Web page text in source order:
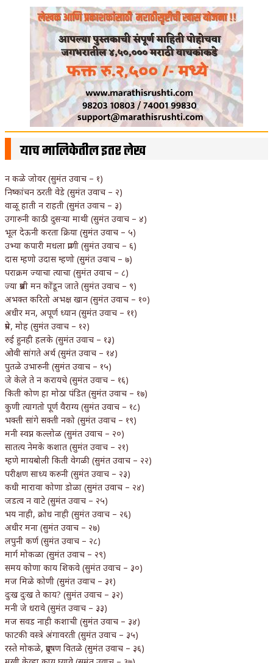
याच मालिकेतील इतर लेख
न कळे जोवर (सुमंत उवाच – १)
निष्कांचन ठरती वेडे (सुमंत उवाच – २)
वाळू हाती न राहती (सुमंत उवाच – ३)
उगारुनी काठी दुसऱ्या माथी (सुमंत उवाच – ४)
भूल देऊनी करता क्रिया (सुमंत उवाच – ५)
उभ्या कपारी मधला प्राणी (सुमंत उवाच – ६)
दास म्हणो उदास म्हणो (सुमंत उवाच – ७)
पराक्रम ज्याचा त्याचा (सुमंत उवाच – ८)
ज्या प्रश्नी मन कोंडून जाते (सुमंत उवाच – ९)
अभक्त करितो अभक्ष खान (सुमंत उवाच – १०)
अधीर मन, अपूर्ण ध्यान (सुमंत उवाच – ११)
प्रेम, मोह (सुमंत उवाच – १२)
रुई हुनही हलके (सुमंत उवाच – १३)
ओवी सांगते अर्थ (सुमंत उवाच – १४)
पुतळे उभारुनी (सुमंत उवाच – १५)
जे केले ते न करायचे (सुमंत उवाच – १६)
किती कोण हा मोठा पंडित (सुमंत उवाच – १७)
कुणी त्यागतो पूर्ण वैराग्य (सुमंत उवाच – १८)
भक्ती सांगे सक्ती नको (सुमंत उवाच – १९)
मनी स्वप्न कल्लोळ (सुमंत उवाच – २०)
सातत्य नेमके कशात (सुमंत उवाच – २१)
म्हणे मायबोली किती वेगळी (सुमंत उवाच – २२)
परीक्षण साध्य करुनी (सुमंत उवाच – २३)
कधी मारावा कोणा डोळा (सुमंत उवाच – २४)
जडत्व न वाटे (सुमंत उवाच – २५)
भय नाही, क्रोध नाही (सुमंत उवाच – २६)
अधीर मना (सुमंत उवाच – २७)
लपुनी कर्ण (सुमंत उवाच – २८)
मार्ग मोकळा (सुमंत उवाच – २९)
समय कोणा काय शिकवे (सुमंत उवाच – ३०)
मज मिळे कोणी (सुमंत उवाच – ३१)
दुःख दुःख ते काय? (सुमंत उवाच – ३२)
मनी जे धरावे (सुमंत उवाच – ३३)
मज सवड नाही कशाची (सुमंत उवाच – ३४)
फाटकी वस्त्रे अंगावरती (सुमंत उवाच – ३५)
रस्ते मोकळे, प्रदूषण वितळे (सुमंत उवाच – ३६)